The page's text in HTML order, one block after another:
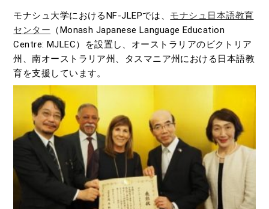
モナシュ大学におけるNF-JLEPでは、 モナシュ日本語教育
センター （Monash Japanese Language Education
Centre: MJLEC）を設置し、オーストラリアのビクトリア
州、南オーストラリア州、タスマニア州における日本語教
育を支援しています。